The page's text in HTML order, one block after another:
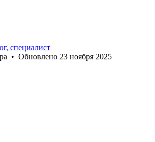
специалист
• Обновлено 23 ноября 2025